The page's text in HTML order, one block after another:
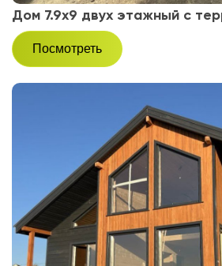
Дом 7.9х9 двух этажный с
Посмотреть